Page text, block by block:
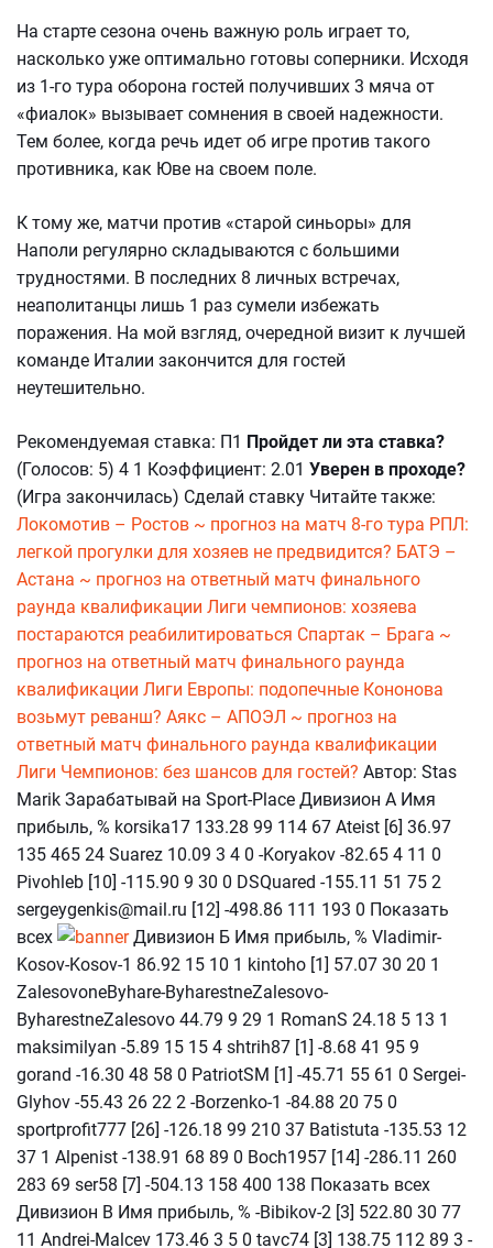
На старте сезона очень важную роль играет то,
насколько уже оптимально готовы соперники. Исходя
из 1-го тура оборона гостей получивших 3 мяча от
«фиалок» вызывает сомнения в своей надежности.
Тем более, когда речь идет об игре против такого
противника, как Юве на своем поле.
К тому же, матчи против «старой синьоры» для
Наполи регулярно складываются с большими
трудностями. В последних 8 личных встречах,
неаполитанцы лишь 1 раз сумели избежать
поражения. На мой взгляд, очередной визит к лучшей
команде Италии закончится для гостей
неутешительно.
Рекомендуемая ставка: П1 Пройдет ли эта ставка?
(Голосов: 5) 4 1 Коэффициент: 2.01 Уверен в проходе?
(Игра закончилась) Сделай ставку Читайте также:
Локомотив – Ростов ~ прогноз на матч 8-го тура РПЛ:
легкой прогулки для хозяев не предвидится? БАТЭ –
Астана ~ прогноз на ответный матч финального
раунда квалификации Лиги чемпионов: хозяева
постараются реабилитироваться Спартак – Брага ~
прогноз на ответный матч финального раунда
квалификации Лиги Европы: подопечные Кононова
возьмут реванш? Аякс – АПОЭЛ ~ прогноз на
ответный матч финального раунда квалификации
Лиги Чемпионов: без шансов для гостей? Автор: Stas
Marik Зарабатывай на Sport-Place Дивизион А Имя
прибыль, % korsika17 133.28 99 114 67 Ateist [6] 36.97
135 465 24 Suarez 10.09 3 4 0 -Koryakov -82.65 4 11 0
Pivohleb [10] -115.90 9 30 0 DSQuared -155.11 51 75 2
sergeygenkis@mail.ru [12] -498.86 111 193 0 Показать
всех
Дивизион Б Имя прибыль, % Vladimir-
Kosov-Kosov-1 86.92 15 10 1 kintoho [1] 57.07 30 20 1
ZalesovoneByhare-ByharestneZalesovo-
ByharestneZalesovo 44.79 9 29 1 RomanS 24.18 5 13 1
maksimilyan -5.89 15 15 4 shtrih87 [1] -8.68 41 95 9
gorand -16.30 48 58 0 PatriotSM [1] -45.71 55 61 0 Sergei-
Glyhov -55.43 26 22 2 -Borzenko-1 -84.88 20 75 0
sportprofit777 [26] -126.18 99 210 37 Batistuta -135.53 12
37 1 Alpenist -138.91 68 89 0 Boch1957 [14] -286.11 260
283 69 ser58 [7] -504.13 158 400 138 Показать всех
Дивизион В Имя прибыль, % -Bibikov-2 [3] 522.80 30 77
11 Andrei-Malcev 173.46 3 5 0 tavc74 [3] 138.75 112 89 3 -